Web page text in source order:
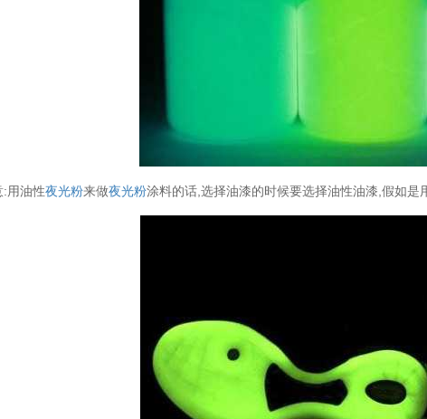
:用油性夜光粉来做夜光粉涂料的话,选择油漆的时候要选择油性油漆,假如